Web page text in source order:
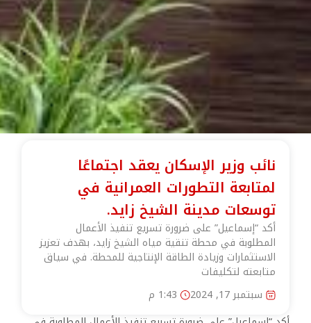
نائب وزير الإسكان يعقد اجتماعًا
لمتابعة التطورات العمرانية في
توسعات مدينة الشيخ زايد.
أكد “إسماعيل” على ضرورة تسريع تنفيذ الأعمال
المطلوبة في محطة تنقية مياه الشيخ زايد، بهدف تعزيز
الاستثمارات وزيادة الطاقة الإنتاجية للمحطة. في سياق
متابعته لتكليفات
سبتمبر 17, 2024
1:43 م